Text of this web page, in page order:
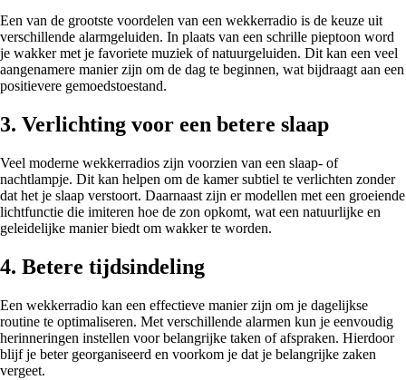
Een van de grootste voordelen van een wekkerradio is de keuze uit
verschillende alarmgeluiden. In plaats van een schrille pieptoon word
je wakker met je favoriete muziek of natuurgeluiden. Dit kan een veel
aangenamere manier zijn om de dag te beginnen, wat bijdraagt aan een
positievere gemoedstoestand.
3. Verlichting voor een betere slaap
Veel moderne wekkerradios zijn voorzien van een slaap- of
nachtlampje. Dit kan helpen om de kamer subtiel te verlichten zonder
dat het je slaap verstoort. Daarnaast zijn er modellen met een groeiende
lichtfunctie die imiteren hoe de zon opkomt, wat een natuurlijke en
geleidelijke manier biedt om wakker te worden.
4. Betere tijdsindeling
Een wekkerradio kan een effectieve manier zijn om je dagelijkse
routine te optimaliseren. Met verschillende alarmen kun je eenvoudig
herinneringen instellen voor belangrijke taken of afspraken. Hierdoor
blijf je beter georganiseerd en voorkom je dat je belangrijke zaken
vergeet.